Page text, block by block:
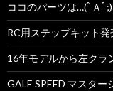
ココのパーツは…(ﾟＡﾟ;)
RC用ステップキット
16年モデルから左クラ
GALE SPEED マスタ